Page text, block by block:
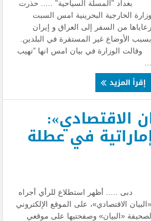
بغداد "المسلة السياحية" ..... حذرت
وزارة الخارجية البحرينية امس السبت
رعاياها من السفر إلى العراق و إيران
بسبب الأوضاع غير المستقرة في البلدين.
وقالت الوزارة في بيان امس انها “تهيب
إقرأ المزيد
الاقتصادي»:
في عطلة
دبى ..... أظهر استطلاع للرأي أجراه
«البيان الاقتصادي»، على الموقع الإلكتروني
لصحيفة «البيان» وصفحتيها على موقعي